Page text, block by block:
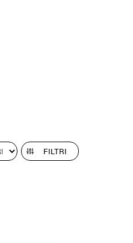
FILTRI